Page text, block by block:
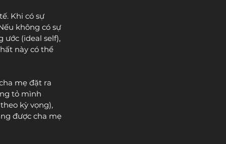
Khi có sự
không có sự
(ideal self),
này có thể
mẹ đặt ra
tỏ mình
kỳ vọng),
được cha mẹ